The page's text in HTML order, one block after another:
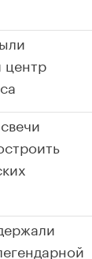
центр